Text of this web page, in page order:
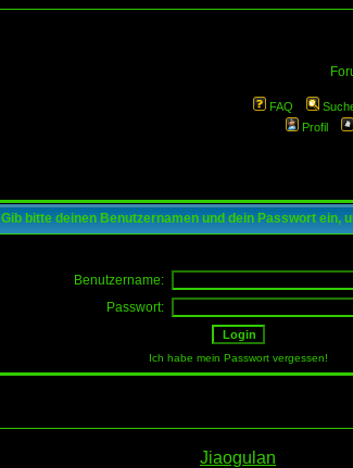
FAQ
Profil
Gib bitte deinen Benutzernamen und dein Passwort ein,
Benutzername:
Passwort:
Ich habe mein Passwort vergessen!
Jiaogulan